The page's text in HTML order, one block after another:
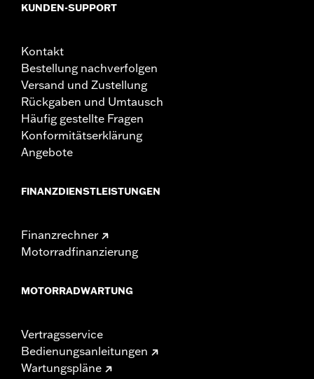
KUNDEN-SUPPORT
Kontakt
Bestellung nachverfolgen
Versand und Zustellung
Rückgaben und Umtausch
Häufig gestellte Fragen
Konformitätserklärung
Angebote
FINANZDIENSTLEISTUNGEN
Finanzrechner
Motorradfinanzierung
MOTORRADWARTUNG
Vertragsservice
Bedienungsanleitungen
Wartungspläne